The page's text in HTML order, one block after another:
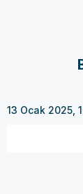
13 Ocak 2025,